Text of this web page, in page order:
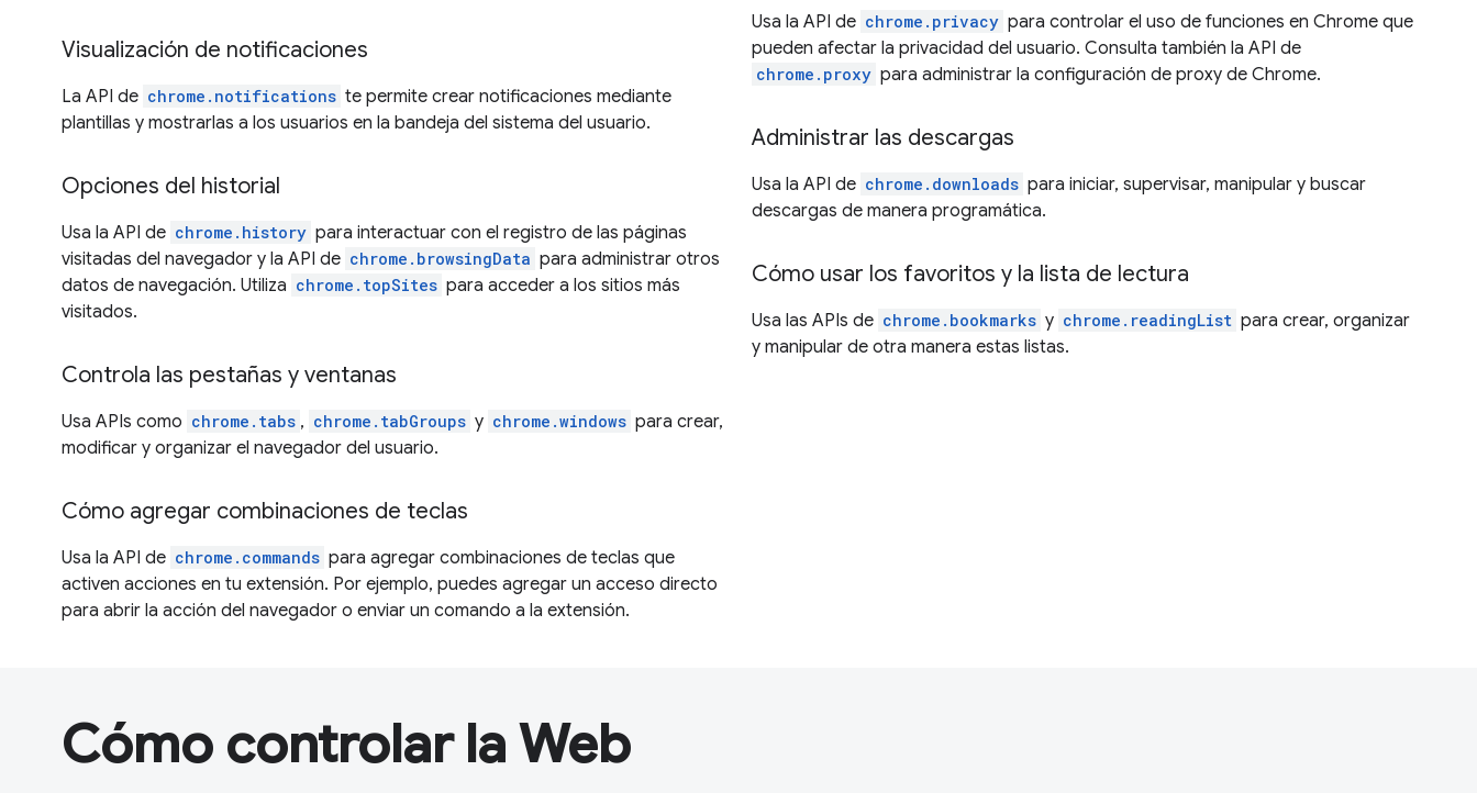
Visualización de notificaciones
La API de chrome.notifications te permite crear notificaciones mediante
plantillas y mostrarlas a los usuarios en la bandeja del sistema del usuario.
Opciones del historial
Usa la API de chrome.history para interactuar con el registro de las páginas
visitadas del navegador y la API de chrome.browsingData para administrar otros
datos de navegación. Utiliza chrome.topSites para acceder a los sitios más
visitados.
Controla las pestañas y ventanas
Usa APIs como chrome.tabs , chrome.tabGroups y chrome.windows para crear,
modificar y organizar el navegador del usuario.
Cómo agregar combinaciones de teclas
Usa la API de chrome.commands para agregar combinaciones de teclas que
activen acciones en tu extensión. Por ejemplo, puedes agregar un acceso directo
para abrir la acción del navegador o enviar un comando a la extensión.
Usa la API de chrome.privacy para controlar el uso de funciones en Chrome que
pueden afectar la privacidad del usuario. Consulta también la API de
chrome.proxy para administrar la configuración de proxy de Chrome.
Administrar las descargas
Usa la API de chrome.downloads para iniciar, supervisar, manipular y buscar
descargas de manera programática.
Cómo usar los favoritos y la lista de lectura
Usa las APIs de chrome.bookmarks y chrome.readingList para crear, organizar
y manipular de otra manera estas listas.
Cómo controlar la Web